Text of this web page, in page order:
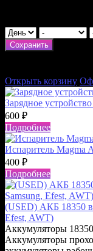
Сохранить
Открыть корзину
Зарядное
600 ₽
Подробнее
Испаритель Magma
400 ₽
Подробнее
(USED) АКБ 18350 в
Efest, AWT)
Аккумуляторы
Аккумуляторы